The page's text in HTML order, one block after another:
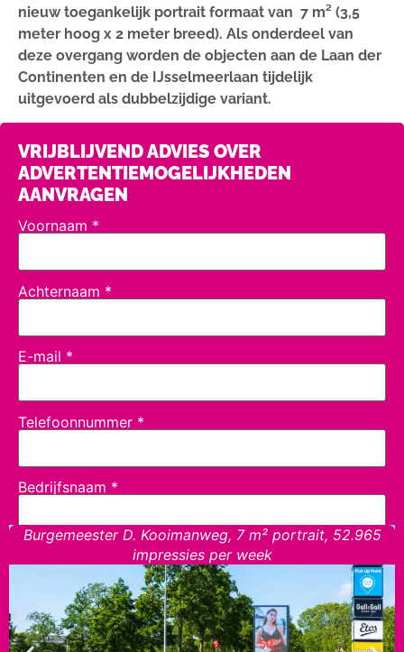
nieuw toegankelijk portrait formaat van 7 m² (3,5
meter hoog x 2 meter breed). Als onderdeel van
deze overgang worden de objecten aan de Laan der
Continenten en de IJsselmeerlaan tijdelijk
uitgevoerd als dubbelzijdige variant.
VRIJBLIJVEND ADVIES OVER
ADVERTENTIEMOGELIJKHEDEN
AANVRAGEN
Voornaam *
Achternaam *
E-mail *
Telefoonnummer *
Bedrijfsnaam *
Burgemeester D. Kooimanweg, 7 m² portrait, 52.965
impressies per week